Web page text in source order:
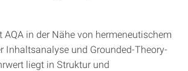
in der Nähe von hermeneutischem
Inhaltsanalyse und Grounded-Theory-
liegt in Struktur und